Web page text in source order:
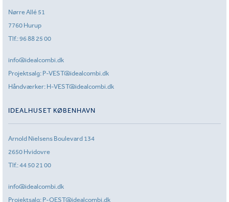
Nørre Allé 51
7760 Hurup
Tlf.:96 88 25 00
info@idealcombi.dk
Projektsalg: P-VEST@idealcombi.dk
Håndværker: H-VEST@idealcombi.dk
IDEALHUSET KØBENHAVN
Arnold Nielsens Boulevard 134
2650 Hvidovre
Tlf.:44 50 21 00
info@idealcombi.dk
Projektsalg: P-OEST@idealcombi.dk